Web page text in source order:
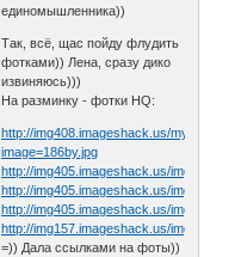
единомышленника))
Так, всё, щас пойду флудить
фотками)) Лена, сразу дико
извиняюсь)))
На разминку - фотки HQ:
http://img408.imageshack.us/my.php?
image=186by.jpg
http://img405.imageshack.us/img405/
http://img405.imageshack.us/img405/
http://img405.imageshack.us/img405/
http://img157.imageshack.us/img157/
=)) Дала ссылками на фоты))